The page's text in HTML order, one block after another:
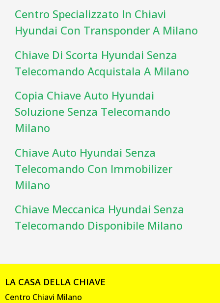
Centro Specializzato In Chiavi
Hyundai Con Transponder A Milano
Chiave Di Scorta Hyundai Senza
Telecomando Acquistala A Milano
Copia Chiave Auto Hyundai
Soluzione Senza Telecomando
Milano
Chiave Auto Hyundai Senza
Telecomando Con Immobilizer
Milano
Chiave Meccanica Hyundai Senza
Telecomando Disponibile Milano
LA CASA DELLA CHIAVE
Centro Chiavi Milano